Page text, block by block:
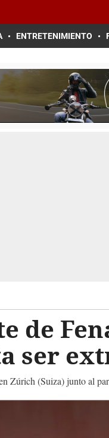
ENTRETENIMIENTO
de
ser
Zúrich (Suiza) junto al